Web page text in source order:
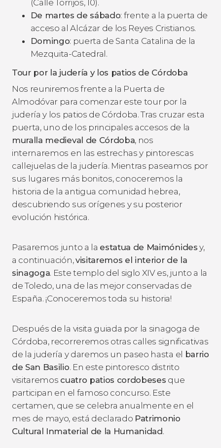
(Calle Torrijos, 10).
De martes de sábado: frente a la puerta de
acceso al Alcázar de los Reyes Cristianos.
Domingo: puerta de Santa Catalina de la
Mezquita-Catedral.
Tour por la judería y los patios de Córdoba
Nos reuniremos frente a la Puerta de
Almodóvar para comenzar este tour por la
judería y los patios de Córdoba. Tras cruzar esta
puerta, uno de los principales accesos de la
muralla medieval de Córdoba, nos
internaremos en las estrechas y pintorescas
callejuelas de la judería. Mientras paseamos por
sus lugares más bonitos, conoceremos la
historia de la antigua comunidad hebrea,
descubriendo sus orígenes y su posterior
evolución histórica.
Pasaremos junto a la estatua de Maimónides y,
a continuación,visitaremos el interior de la
sinagoga. Este templo del siglo XIV es, junto a la
de Toledo, una de las mejor conservadas de
España. ¡Conoceremos toda su historia!
Después de la visita guiada por la sinagoga de
Córdoba, recorreremos otras calles significativas
de la judería y daremos un paseo hasta el barrio
de San Basilio. En este pintoresco distrito
visitaremos cuatro patios cordobeses que
participan en el famoso concurso. Este
certamen, que se celebra anualmente en el
mes de mayo, está declarado Patrimonio
Cultural Inmaterial de la Humanidad.